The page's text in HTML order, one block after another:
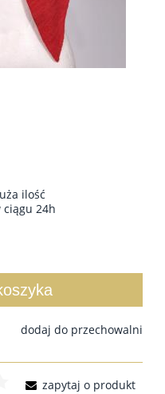
ilość
ciągu 24h
dodaj do przechowalni
zapytaj o produkt